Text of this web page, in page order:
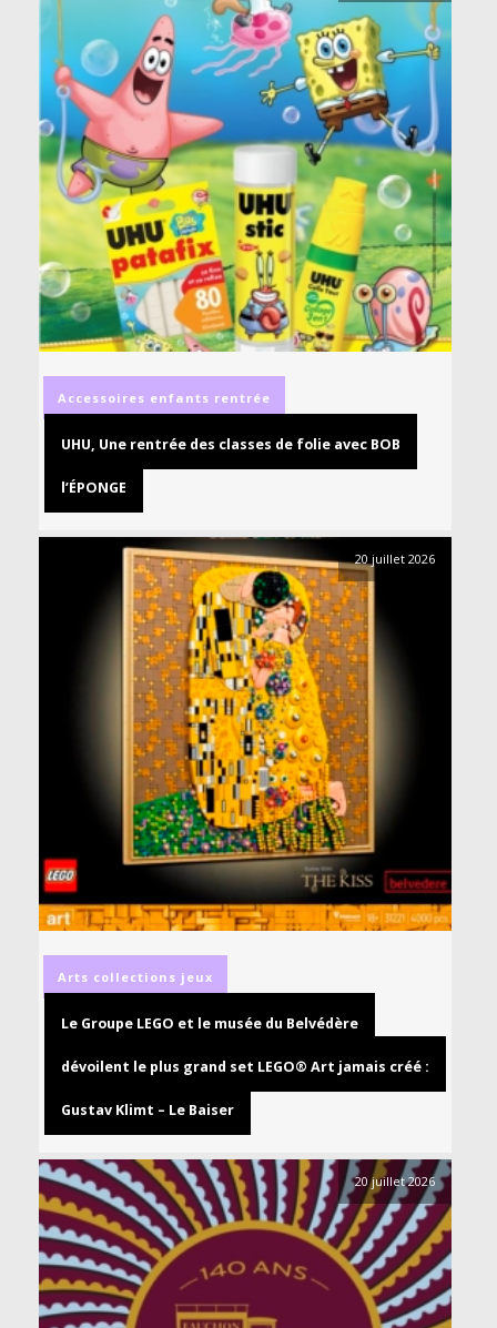
Accessoires enfants rentrée
UHU, Une rentrée des classes de folie avec BOB
l’ÉPONGE
20 juillet 2026
Arts collections jeux
Le Groupe LEGO et le musée du Belvédère
dévoilent le plus grand set LEGO® Art jamais créé :
Gustav Klimt – Le Baiser
20 juillet 2026